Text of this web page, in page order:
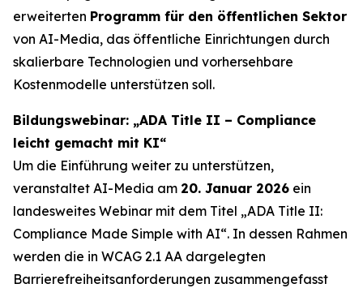
erweiterten Programm für den öffentlichen Sektor
von AI-Media, das öffentliche Einrichtungen durch
skalierbare Technologien und vorhersehbare
Kostenmodelle unterstützen soll.
Bildungswebinar: „ADA Title II – Compliance
leicht gemacht mit KI“
Um die Einführung weiter zu unterstützen,
veranstaltet AI-Media am 20. Januar 2026 ein
landesweites Webinar mit dem Titel „ADA Title II:
Compliance Made Simple with AI“. In dessen Rahmen
werden die in WCAG 2.1 AA dargelegten
Barrierefreiheitsanforderungen zusammengefasst